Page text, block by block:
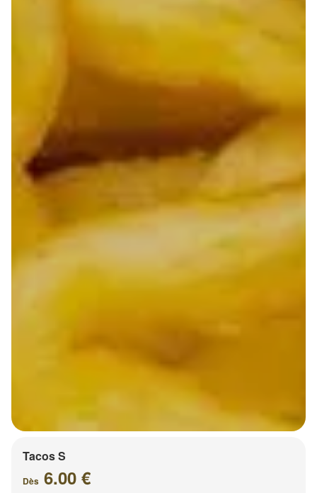
Tacos S
Dès 6.00 €